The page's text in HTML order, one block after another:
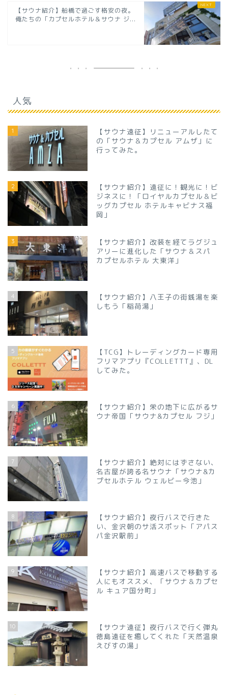
【サウナ紹介】船橋で過ごす格安の夜。
俺たちの「カプセルホテル＆サウナ ジ...
人気
1
【サウナ遠征】リニューアルしたて
の「サウナ＆カプセル アムザ」に
行ってみた。
2
【サウナ紹介】遠征に！観光に！ビ
ジネスに！「ロイヤルカプセル＆ビ
ッグカプセル ホテルキャビナス福
岡」
3
【サウナ紹介】改装を経てラグジュ
アリーに進化した「サウナ＆スパ
カプセルホテル 大東洋」
4
【サウナ紹介】八王子の街銭湯を楽
しもう「稲荷湯」
5
【TCG】トレーディングカード専用
フリマアプリ『COLLETTT』、DL
してみた。
6
【サウナ紹介】栄の地下に広がるサ
ウナ帝国「サウナ&カプセル フジ」
7
【サウナ紹介】絶対にはずさない、
名古屋が誇る名サウナ「サウナ&カ
プセルホテル ウェルビー今池」
8
【サウナ紹介】夜行バスで行きた
い、金沢朝のサ活スポット「アパス
パ金沢駅前」
9
【サウナ紹介】高速バスで移動する
人にもオススメ、「サウナ＆カプセ
ル キュア国分町」
10
【サウナ遠征】夜行バスで行く弾丸
徳島遠征を癒してくれた「天然温泉
えびすの湯」